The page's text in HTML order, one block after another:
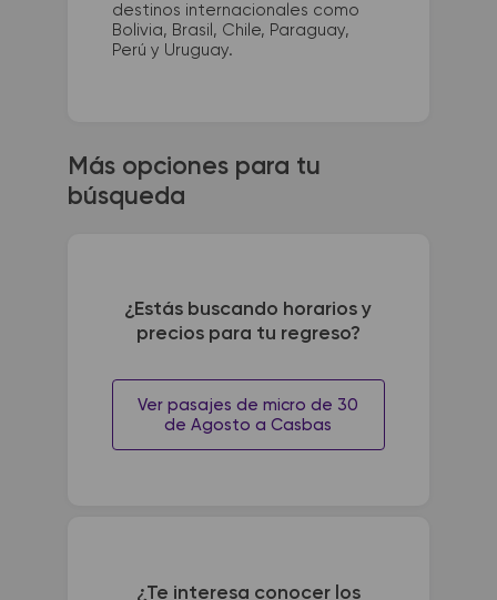
destinos internacionales como
Bolivia, Brasil, Chile, Paraguay,
Perú y Uruguay.
Más opciones para tu
búsqueda
¿Estás buscando horarios y
precios para tu regreso?
Ver pasajes de micro de 30
de Agosto a Casbas
¿Te interesa conocer los